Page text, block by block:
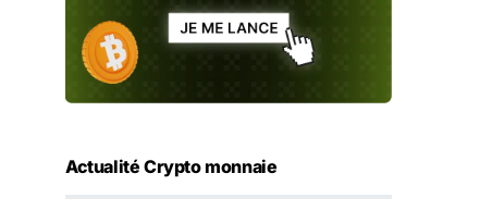
Actualité Crypto monnaie